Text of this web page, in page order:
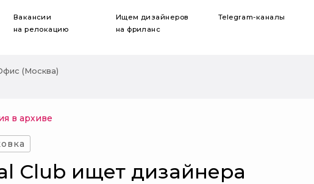
Вакансии
на релокацию
Ищем дизайнеров
на фриланс
Telegram-каналы
(Москва)
в архиве
Club ищет дизайнера